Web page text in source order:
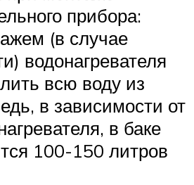
прибора:
(в случае
водонагревателя
всю воду из
в зависимости от
в баке
100-150 литров